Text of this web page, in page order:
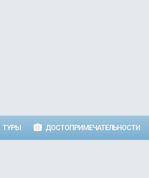
ТУРЫ ДОСТОПРИМЕЧАТЕЛЬНОСТИ